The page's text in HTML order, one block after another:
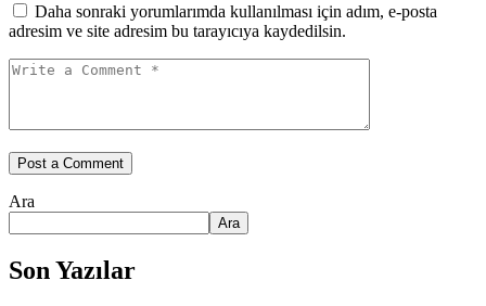
Daha sonraki yorumlarımda kullanılması için adım, e-posta
adresim ve site adresim bu tarayıcıya kaydedilsin.
Ara
Ara
Son Yazılar